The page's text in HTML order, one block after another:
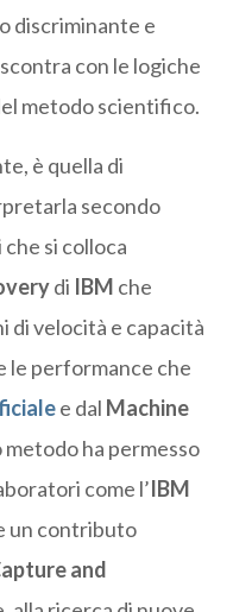
discriminante e
con le logiche
metodo scientifico.
è quella di
secondo
si colloca
di IBM che
di velocità e capacità
le performance che
e dal Machine
ha permesso
come l’IBM
un contributo
and